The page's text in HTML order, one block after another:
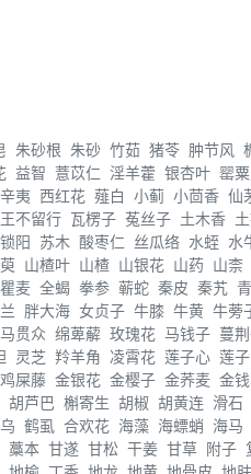
朱砂根 朱砂 竹茹 猪苓 肿节风
益智 薏苡仁 淫羊藿 银杏叶 罂
辛夷 西红花 薤白 小蓟 小茴香 仙
王不留行 瓦楞子 菟丝子 土木香
锁阳 苏木 酸枣仁 丝瓜络 水蛭 水
山楂叶 山楂 山银花 山药 山柰
瞿麦 全蝎 拳参 蕲蛇 秦皮 秦艽
胖大海 女贞子 牛膝 牛黄 牛蒡
贯众 绵萆薢 玫瑰花 马钱子 蔓
灵芝 羚羊角 凌霄花 莲子心 莲子
鸡屎藤 金银花 金樱子 金荞麦 金
胡芦巴 槲寄生 胡椒 胡黄连 滑石
鹤虱 合欢花 海藻 海螵蛸 海马
藁本 甘遂 甘松 干姜 甘草 附子